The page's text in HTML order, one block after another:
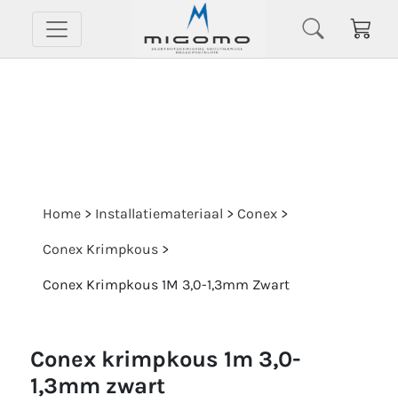
Home > Installatiemateriaal > Conex >
Conex Krimpkous >
Conex Krimpkous 1M 3,0-1,3mm Zwart
conex krimpkous 1m 3,0-
1,3mm zwart